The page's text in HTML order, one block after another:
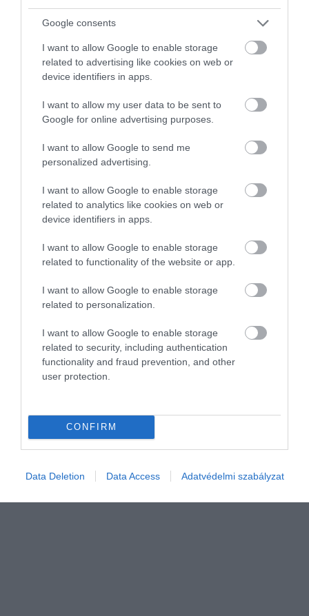
Google consents
I want to allow Google to enable storage
related to advertising like cookies on web or
device identifiers in apps.
I want to allow my user data to be sent to
Google for online advertising purposes.
I want to allow Google to send me
personalized advertising.
I want to allow Google to enable storage
related to analytics like cookies on web or
device identifiers in apps.
I want to allow Google to enable storage
related to functionality of the website or app.
I want to allow Google to enable storage
related to personalization.
I want to allow Google to enable storage
related to security, including authentication
functionality and fraud prevention, and other
user protection.
CONFIRM
Data Deletion Data Access Adatvédelmi szabályzat
INNOVÁCIÓ
Európából Ázsiába költözik a nagymúltú
járműgyártó
Korszakváltás előtt áll Európa egyik legismertebb mezőgazdasági
Csehországban, a kis- és közepes teljesítményű modellek
összeszerelését…